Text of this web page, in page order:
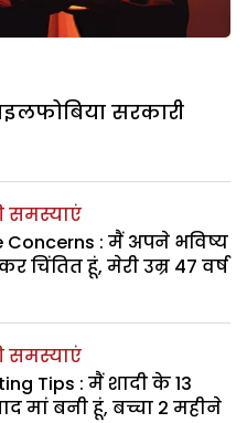
सरकारी
Concerns : मैं अपने भविष्य
चिंतित हूं, मेरी उम्र 47 वर्ष
Tips : मैं शादी के 13
मां बनी हूं, बच्चा 2 महीने